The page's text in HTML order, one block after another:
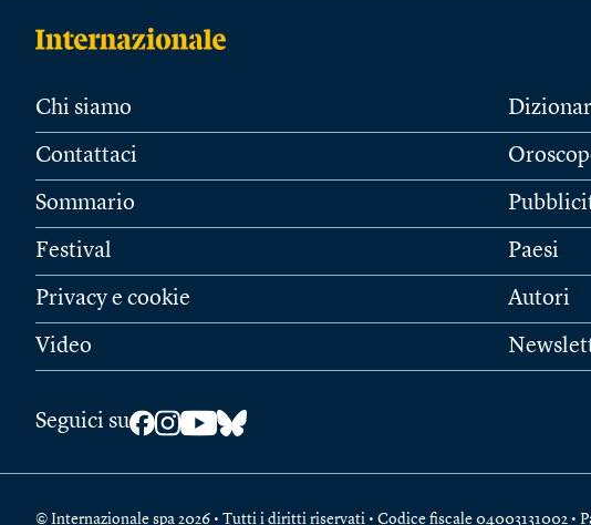
Chi siamo
Contattaci
Sommario
Festival
Privacy e cookie
Video
Paesi
Autori
Seguici su
© Internazionale spa 2026 • Tutti i diritti riservati • Codice fiscale 04003131002 •